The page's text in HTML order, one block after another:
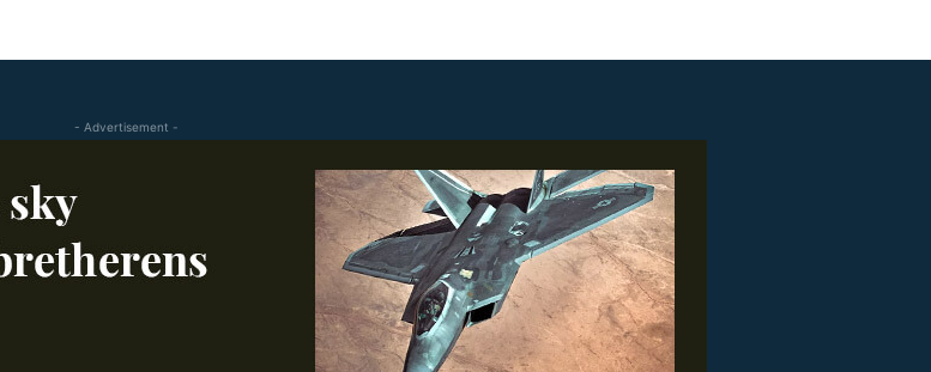
- Advertisement -